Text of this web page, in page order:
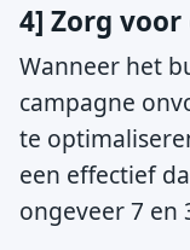
4] Zorg
Wanneer het
campagne
te
een effectief
ongeveer 7 en